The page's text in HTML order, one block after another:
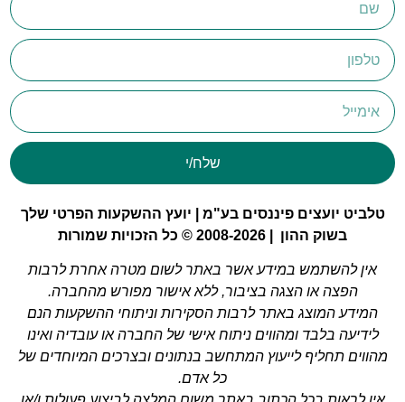
שלח/י
טלביט יועצים פיננסים בע"מ | יועץ ההשקעות הפרטי שלך
בשוק ההון | 2008-2026 © כל הזכויות שמורות
אין להשתמש במידע אשר באתר לשום מטרה אחרת לרבות
הפצה או הצגה בציבור, ללא אישור מפורש מהחברה.
המידע המוצג באתר לרבות הסקירות וניתוחי ההשקעות הנם
לידיעה בלבד ומהווים ניתוח אישי של החברה או עובדיה ואינו
מהווים תחליף לייעוץ המתחשב בנתונים ובצרכים המיוחדים של
כל אדם.